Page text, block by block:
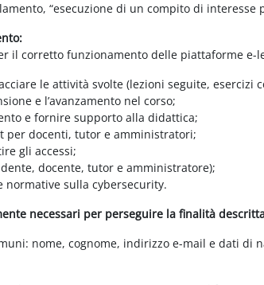
“esecuzione di un compito di
il corretto funzionamento delle piattaforme e-
le attività svolte (lezioni seguite, esercizi
e l’avanzamento nel corso;
e fornire supporto alla didattica;
per docenti, tutor e amministratori;
gli accessi;
docente, tutor e amministratore);
normative sulla cybersecurity.
necessari per perseguire la finalità
nome, cognome, indirizzo e-mail e dati di